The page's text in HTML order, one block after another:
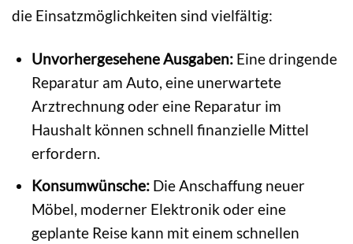
die Einsatzmöglichkeiten sind vielfältig:
Unvorhergesehene Ausgaben:Eine dringende
Reparatur am Auto, eine unerwartete
Arztrechnung oder eine Reparatur im
Haushalt können schnell finanzielle Mittel
erfordern.
Konsumwünsche:Die Anschaffung neuer
Möbel, moderner Elektronik oder eine
geplante Reise kann mit einem schnellen